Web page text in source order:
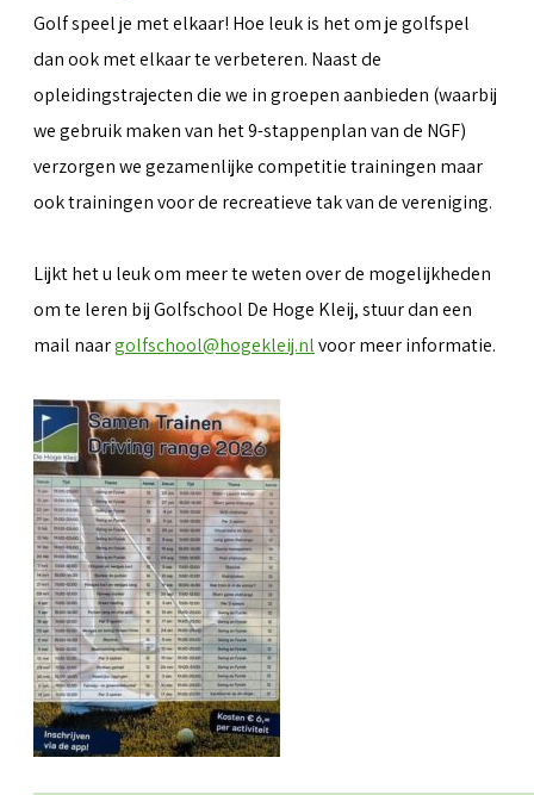
Golf speel je met elkaar! Hoe leuk is het om je golfspel
dan ook met elkaar te verbeteren. Naast de
opleidingstrajecten die we in groepen aanbieden (waarbij
we gebruik maken van het 9-stappenplan van de NGF)
verzorgen we gezamenlijke competitie trainingen maar
ook trainingen voor de recreatieve tak van de vereniging.
Lijkt het u leuk om meer te weten over de mogelijkheden
om te leren bij Golfschool De Hoge Kleij, stuur dan een
mail naargolfschool@hogekleij.nlvoor meer informatie.